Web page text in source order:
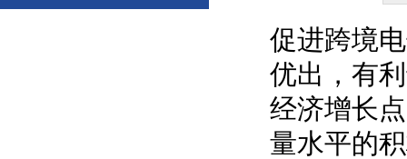
促进跨境
优出，有
经济增长
量水平的